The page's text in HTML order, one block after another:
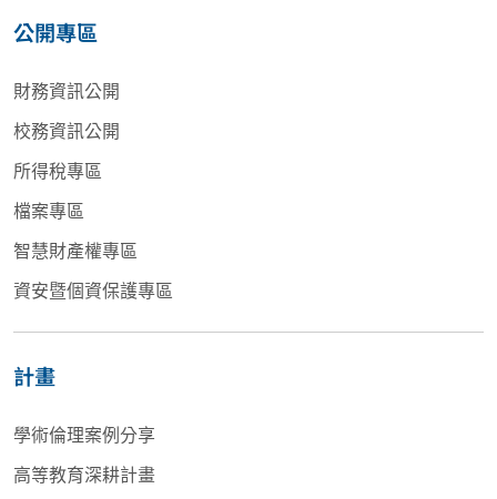
公開專區
財務資訊公開
校務資訊公開
所得稅專區
檔案專區
智慧財產權專區
資安暨個資保護專區
計畫
學術倫理案例分享
高等教育深耕計畫